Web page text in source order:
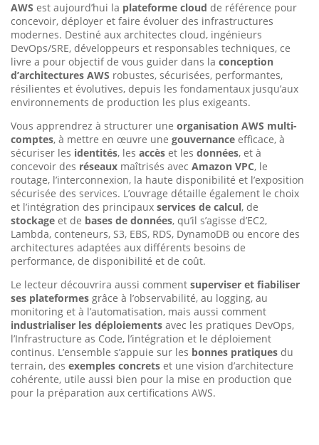
AWS est aujourd’hui la plateforme cloud de référence pour
concevoir, déployer et faire évoluer des infrastructures
modernes. Destiné aux architectes cloud, ingénieurs
DevOps/SRE, développeurs et responsables techniques, ce
livre a pour objectif de vous guider dans la conception
d’architectures AWS robustes, sécurisées, performantes,
résilientes et évolutives, depuis les fondamentaux jusqu’aux
environnements de production les plus exigeants.
Vous apprendrez à structurer une organisation AWS multi-
comptes, à mettre en œuvre une gouvernance efficace, à
sécuriser les identités, les accès et les données, et à
concevoir des réseaux maîtrisés avec Amazon VPC, le
routage, l’interconnexion, la haute disponibilité et l’exposition
sécurisée des services. L’ouvrage détaille également le choix
et l’intégration des principaux services de calcul, de
stockage et de bases de données, qu’il s’agisse d’EC2,
Lambda, conteneurs, S3, EBS, RDS, DynamoDB ou encore des
architectures adaptées aux différents besoins de
performance, de disponibilité et de coût.
Le lecteur découvrira aussi comment superviser et fiabiliser
ses plateformes grâce à l’observabilité, au logging, au
monitoring et à l’automatisation, mais aussi comment
industrialiser les déploiements avec les pratiques DevOps,
l’Infrastructure as Code, l’intégration et le déploiement
continus. L’ensemble s’appuie sur les bonnes pratiques du
terrain, des exemples concrets et une vision d’architecture
cohérente, utile aussi bien pour la mise en production que
pour la préparation aux certifications AWS.